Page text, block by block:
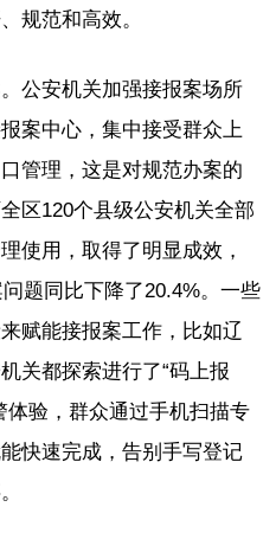
规范和高效。
公安机关加强接报案场所
案中心，集中接受群众上
管理，这是对规范办案的
区120个县级公安机关全部
使用，取得了明显成效，
题同比下降了20.4%。一些
赋能接报案工作，比如辽
关都探索进行了“码上报
体验，群众通过手机扫描专
快速完成，告别手写登记